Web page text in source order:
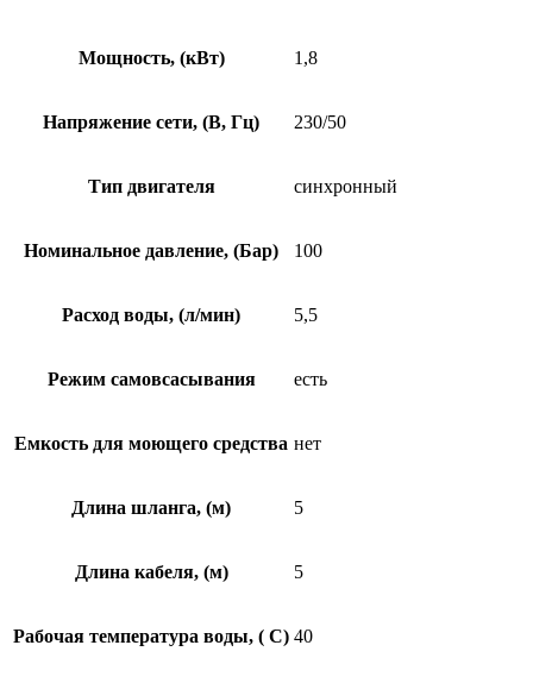
Мощность, (кВт) 1,8
Напряжение сети, (В, Гц) 230/50
Тип двигателя синхронный
Номинальное давление, (Бар) 100
Расход воды, (л/мин) 5,5
Режим самовсасывания есть
Емкость для моющего средства нет
Длина шланга, (м) 5
Длина кабеля, (м) 5
Рабочая температура воды, ( С) 40